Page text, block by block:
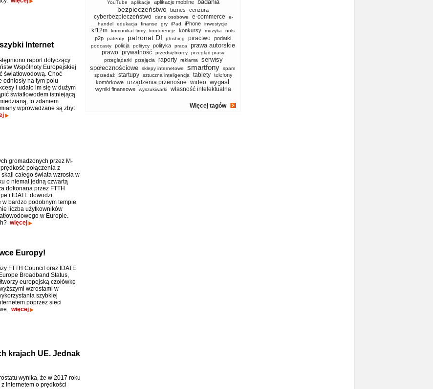
Internet
raport dotyczący
Wspólnoty Europejskiej
światłowodową. Choć
odniosły na tym polu
i udało im się w dużym
światłowodem istniejącą
to zdaniem
wprowadzane są zbyt
gromadzonych przez M-
połączenia z
całego świata wzrosła w
o niemal jedną czwartą
dokonana przez FTTH
i IDATE dowodzi
w bardzo podobnym tempie
liczba użytkowników
w Europie.
więcej
Europy!
FTTH Council oraz IDATE
Broadband Status,
europejską czołówkę
wzrostami w
szybkiej
poprzez sieci
więcej
krajach UE. Jednak
wynika, że w 2017 roku
z Internetem o prędkości
YouTube aplikacje aplikacje mobilne badania
bezpieczeństwo biznes cenzura
cyberbezpieczeństwo dane osobowe e-commerce
e-
handel
edukacja finanse gry iPad iPhone inwestycje
kf12m komunikat firmy konferencje konkursy muzyka nols
p2p patenty patronat DI phishing piractwo podatki
podcasty policja politycy polityka praca prawa autorskie
prawo prywatność przedsiębiorcy
przegląd prasy
przeglądarki
przejęcia raporty reklama
serwisy
społecznościowe
sklepy internetowe smartfony
spam
sprzedaż
startupy sztuczna inteligencja tablety telefony
komórkowe urządzenia przenośne wideo wygasl
wyniki finansowe wyszukiwarki własność intelektualna
Więcej tagów